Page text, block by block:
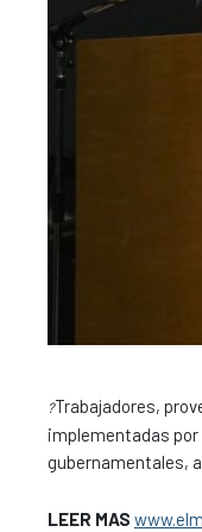
?Trabajadores,
implementadas
gubernamentales,
LEER MAS